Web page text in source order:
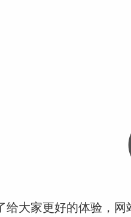
给大家更好的体验，